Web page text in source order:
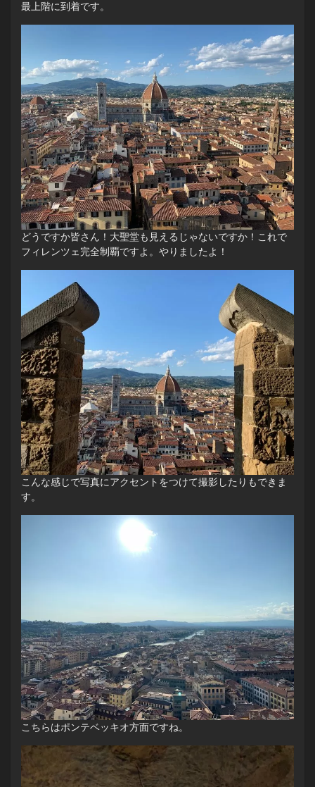
最上階に到着です。
どうですか皆さん！大聖堂も見えるじゃないですか！これで
フィレンツェ完全制覇ですよ。やりましたよ！
こんな感じで写真にアクセントをつけて撮影したりもできま
す。
こちらはポンテベッキオ方面ですね。